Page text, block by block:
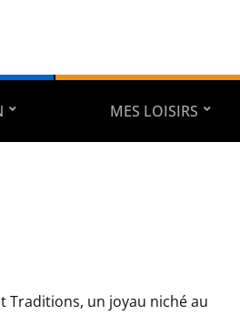
MES LOISIRS
Traditions, un joyau niché au